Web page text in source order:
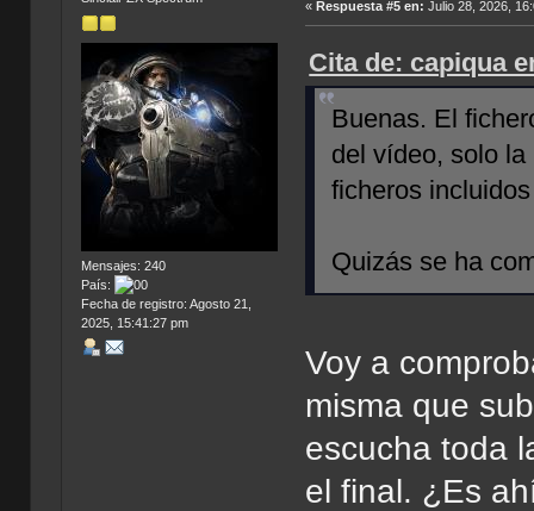
Mensajes: 240
País:
Fecha de registro: Agosto 21,
2025, 15:41:27 pm
«Respuesta #5 en: Julio 28, 2026,
Cita de: capiqua
Buenas. El
del vídeo, solo
ficheros
Quizás se ha
Voy a
misma que
escucha toda
el final. ¿Es